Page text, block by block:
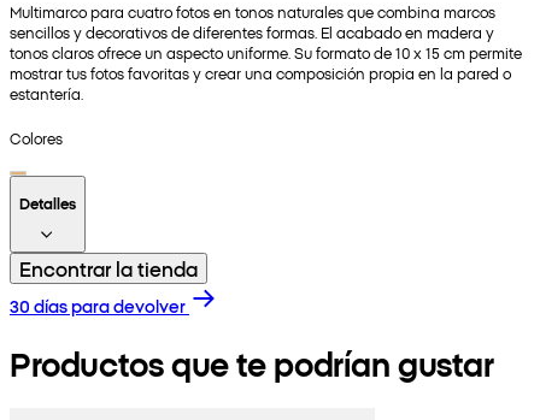
Multimarco para cuatro fotos en tonos naturales que combina marcos
sencillos y decorativos de diferentes formas. El acabado en madera y
tonos claros ofrece un aspecto uniforme. Su formato de 10 x 15 cm permite
mostrar tus fotos favoritas y crear una composición propia en la pared o
estantería.
Colores
Detalles
Encontrar la tienda
30 días para devolver
Productos que te podrían gustar